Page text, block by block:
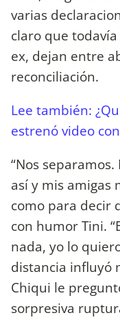
varias
claro que
ex, dejan entre
reconciliación.
Lee también:
estrenó video
“Nos
así y mis amigas
como para decir
con humor Tini.
nada, yo lo
distancia influyó
Chiqui le
sorpresiva